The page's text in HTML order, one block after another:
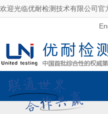
欢迎光临优耐检测技术有限公司官